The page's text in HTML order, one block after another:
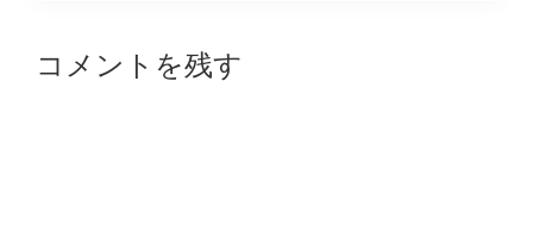
Reader
コメントを残す